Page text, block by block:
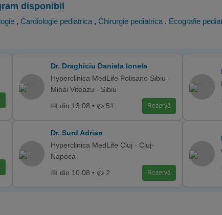
disponibil
, Cardiologie pediatrica , Chirurgie pediatrica , Ecografie
Dr. Draghiciu Daniela Ionela
Hyperclinica MedLife Polisano Sibiu -
Mihai Viteazu - Sibiu
📅 din 13.08 • 👍 51 Rezervă
Dr. Surd Adrian
Hyperclinica MedLife Cluj - Cluj-
Napoca
📅 din 10.08 • 👍 2 Rezervă